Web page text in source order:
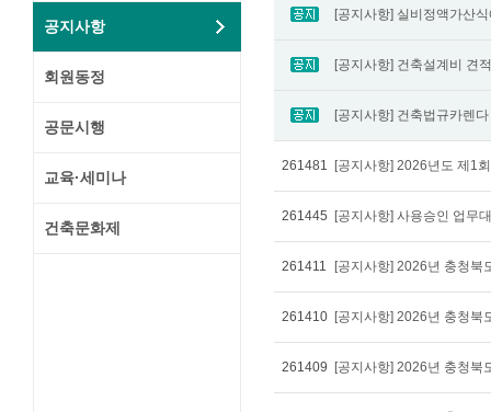
공지사항
회원동정
공문시행
교육·세미나
건축문화제
[공지사항] 실비정액가산
[공지사항] 건축설계비 견
[공지사항] 건축법규카렌
261481 [공지사항] 2026년도 제1
261445 [공지사항] 사용승인 업무
261411
261410
261409 [공지사항] 2026년 충청북